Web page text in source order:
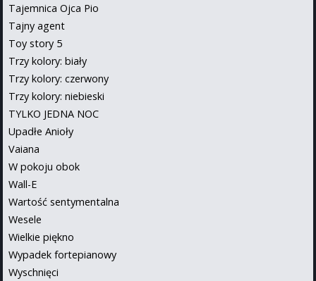
Tajemnica Ojca Pio
Tajny agent
Toy story 5
Trzy kolory: biały
Trzy kolory: czerwony
Trzy kolory: niebieski
TYLKO JEDNA NOC
Upadłe Anioły
Vaiana
W pokoju obok
Wall-E
Wartość sentymentalna
Wesele
Wielkie piękno
Wypadek fortepianowy
Wyschnięci